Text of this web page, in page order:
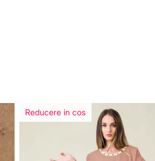
Reducere in cos